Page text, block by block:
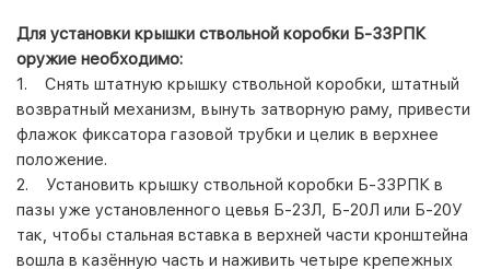
Для установки крышки ствольной коробки Б-33РПК
оружие необходимо:
1. Снять штатную крышку ствольной коробки, штатный
возвратный механизм, вынуть затворную раму, привести
флажок фиксатора газовой трубки и целик в верхнее
положение.
2.
Установить крышку ствольной коробки Б-33РПК в
пазы уже установленного цевья Б-23Л, Б-20Л или Б-20У
так, чтобы cтальная вставка в верхней части кронштейна
вошла в казённую часть и наживить четыре крепежных